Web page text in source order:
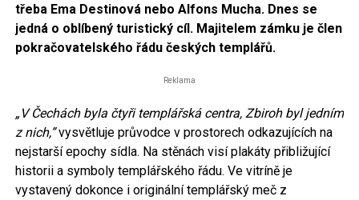
třeba Ema Destinová nebo Alfons Mucha. Dnes se
jedná o oblíbený turistický cíl. Majitelem zámku je člen
pokračovatelského řádu českých templářů.
Reklama
„V Čechách byla čtyři templářská centra, Zbiroh byl jedním
z nich,”vysvětluje průvodce v prostorech odkazujících na
nejstarší epochy sídla. Na stěnách visí plakáty přibližující
historii a symboly templářského řádu. Ve vitríně je
vystavený dokonce i originální templářský meč z